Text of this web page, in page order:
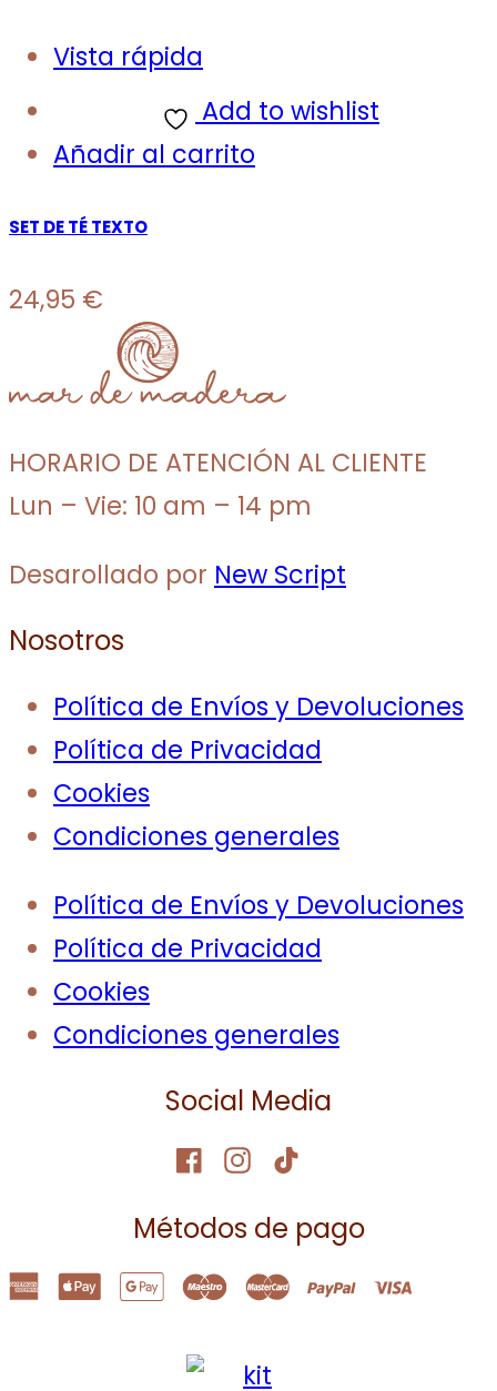
Vista rápida
Add to wishlist
Añadir al carrito
SET DE TÉ TEXTO
24,95 €
HORARIO DE ATENCIÓN AL CLIENTE
Lun – Vie: 10 am – 14 pm
Desarollado por New Script
Nosotros
Política de Envíos y Devoluciones
Política de Privacidad
Cookies
Condiciones generales
Política de Envíos y Devoluciones
Política de Privacidad
Cookies
Condiciones generales
Social Media
Métodos de pago